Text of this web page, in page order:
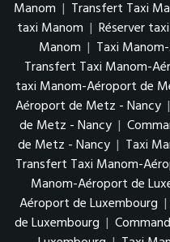
Manom | Transfert Taxi
taxi Manom | Réserver
Manom | Taxi
Transfert Taxi Manom-
taxi Manom-Aéroport de
Aéroport de Metz - Nancy |
de Metz - Nancy |
de Metz - Nancy | Taxi
Transfert Taxi Manom-
Manom-Aéroport de
Aéroport de Luxembourg |
de Luxembourg |